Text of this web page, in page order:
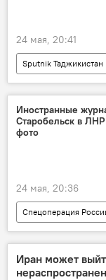
24 мая, 20:41
Sputnik Таджикистан
Иностранные
Старобельск в
фото
24 мая, 20:36
Фото
ДНР
Европа и ЕС
Иран может